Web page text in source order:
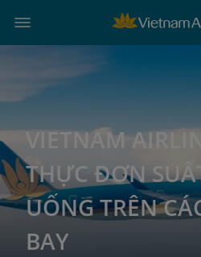
VIETNAM
THỰC ĐƠN
UỐNG TRÊN
BAY